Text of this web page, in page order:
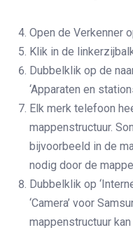
Open de Verkenner
Klik in de
Dubbelklik op de
‘Apparaten en
Elk merk telefoon
mappenstructuur.
bijvoorbeeld in de
nodig door de
Dubbelklik op
‘Camera’ voor
mappenstructuur